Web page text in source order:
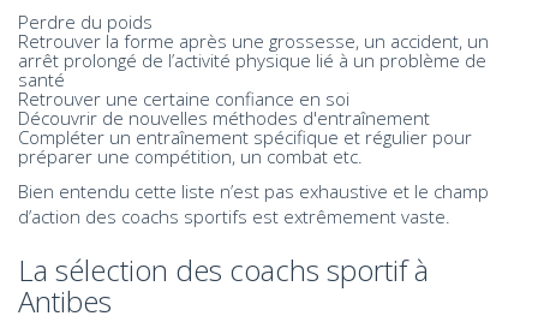
Perdre du poids
Retrouver la forme après une grossesse, un accident, un
arrêt prolongé de l’activité physique lié à un problème de
santé
Retrouver une certaine confiance en soi
Découvrir de nouvelles méthodes d'entraînement
Compléter un entraînement spécifique et régulier pour
préparer une compétition, un combat etc.
Bien entendu cette liste n’est pas exhaustive et le champ
d’action des coachs sportifs est extrêmement vaste.
La sélection des coachs sportif à
Antibes